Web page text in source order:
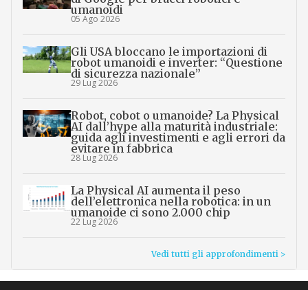
umanoidi
05 Ago 2026
Gli USA bloccano le importazioni di
robot umanoidi e inverter: “Questione
di sicurezza nazionale”
29 Lug 2026
Robot, cobot o umanoide? La Physical
AI dall’hype alla maturità industriale:
guida agli investimenti e agli errori da
evitare in fabbrica
28 Lug 2026
La Physical AI aumenta il peso
dell’elettronica nella robotica: in un
umanoide ci sono 2.000 chip
22 Lug 2026
Vedi tutti gli approfondimenti >